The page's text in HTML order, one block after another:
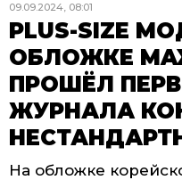
09.09.2024, 08:01
PLUS-SIZE
ОБЛОЖКЕ
ПРОШЁЛ
ЖУРНАЛА
На обложке